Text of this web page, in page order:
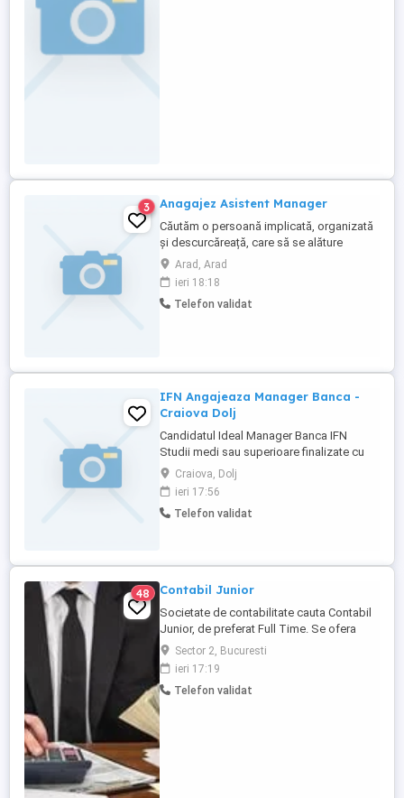
3 Anagajez Asistent Manager
Căutăm o persoană implicată, organizată
și descurcăreață, care să se alăture
echipei noastre și să gestioneze
activitățile de HR și administrare personal.
Obligatoriu domiciliul în ARAD.
Responsabilități: Recrutarea și selecția
Arad, Arad
ieri 18:18
Telefon validat
IFN Angajeaza Manager Banca -
Craiova Dolj
Candidatul Ideal Manager Banca IFN
Studii medi sau superioare finalizate cu
diploma de licenta; Experienta intr-un post
similar (constituie avantaj); Experienta si
cunostinte specifice domeniului financiar
nebancar (constituie avantaj); Cunostinte
Craiova, Dolj
ieri 17:56
Telefon validat
48 Contabil Junior
Societate de contabilitate cauta Contabil
Junior, de preferat Full Time. Se ofera
salariu fix, prime. Cerinte: Seriozitate,
ambitie, capacitate buna de comunicare si
interactiune sociala, buna concentrare,
cunostinte microsoft office, windows.
Sector 2, Bucuresti
ieri 17:19
Telefon validat